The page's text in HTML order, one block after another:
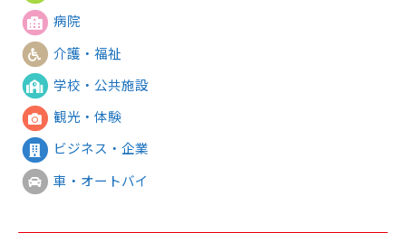
病院
介護・福祉
学校・公共施設
観光・体験
ビジネス・企業
車・オートバイ